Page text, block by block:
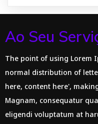
Ao Seu
The point of using Lorem
normal distribution of
here, content here',
Magnam, consequatur
eligendi voluptatum at